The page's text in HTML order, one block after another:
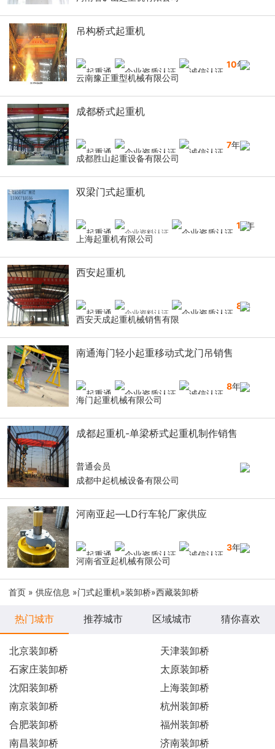
吊构桥式起重机
10年
云南豫正重型机械有限公司
成都桥式起重机
7年
成都胜山起重设备有限公司
双梁门式起重机
16年
上海起重机有限公司
西安起重机
8年
西安天成起重机械销售有限
南通海门轻小起重移动式龙门吊销售
8年
海门起重机械有限公司
成都起重机-单梁桥式起重机制作销售
普通会员
成都中起机械设备有限公司
河南亚起—LD行车轮厂家供应
3年
河南省亚起机械有限公司
首页 » 供应信息 »门式起重机»装卸桥»西藏装卸桥
热门城市 推荐城市 区域城市 猜你喜欢
北京装卸桥
天津装卸桥
石家庄装卸桥
太原装卸桥
沈阳装卸桥
上海装卸桥
南京装卸桥
杭州装卸桥
合肥装卸桥
福州装卸桥
南昌装卸桥
济南装卸桥